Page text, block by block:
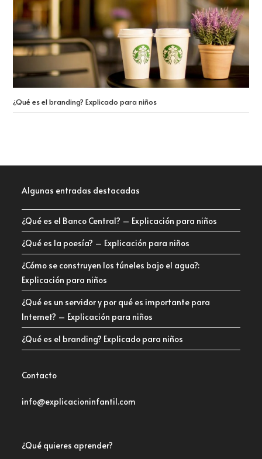
¿Qué es el branding? Explicado para niños
Algunas entradas destacadas
¿Qué es el Banco Central? – Explicación para niños
¿Qué es la poesía? – Explicación para niños
¿Cómo se construyen los túneles bajo el agua?:
Explicación para niños
¿Qué es un servidor y por qué es importante para
Internet? – Explicación para niños
¿Qué es el branding? Explicado para niños
Contacto
info@explicacioninfantil.com
¿Qué quieres aprender?